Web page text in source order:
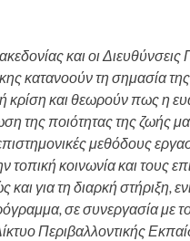
και οι Διευθύνσεις
κατανοούν τη σημασία της
κρίση και θεωρούν πως η
της ποιότητας της ζωής
μεθόδους
κοινωνία και τους
για τη διαρκή στήριξη,
σε συνεργασία
Περιβαλλοντικής